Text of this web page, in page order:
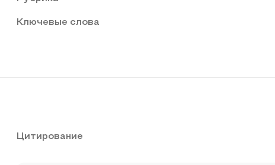
Ключевые слова
Цитирование